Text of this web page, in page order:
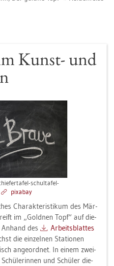
Kunst- und
schul­ta­fel-
pixabay
Cha­rak­te­ris­ti­kum des Mär­
im „Gold­nen Topf“ auf die­
des
Ar­beits­blat­tes
die ein­zel­nen Sta­tio­nen
an­ge­ord­net. In einem zwei­
und Schü­ler die­